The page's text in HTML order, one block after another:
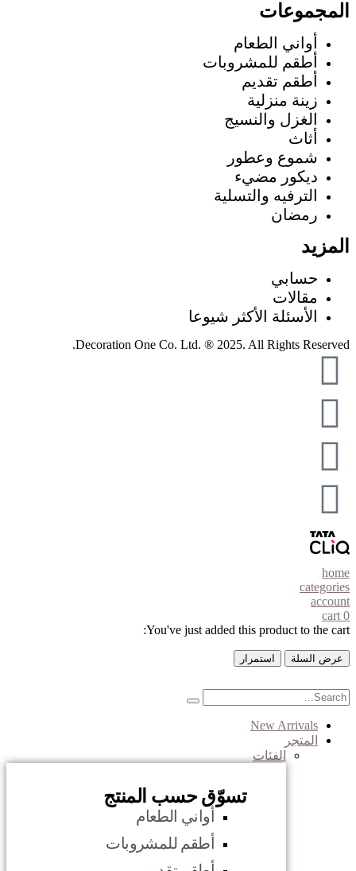
المجموعات
أواني الطعام
أطقم للمشروبات
أطقم تقديم
زينة منزلية
الغزل والنسيج
أثاث
شموع وعطور
ديكور مضيء
الترفيه والتسلية
رمضان
المزيد
حسابي
مقالات
الأسئلة الأكثر شيوعا
Decoration One Co. Ltd. ® 2025. All Rights Reserved.
home
categories
account
0
cart
You've just added this product to the cart:
عرض السلة استمرار
New Arrivals
المتجر
الفئات
تسوّق حسب المنتج
أواني الطعام
أطقم للمشروبات